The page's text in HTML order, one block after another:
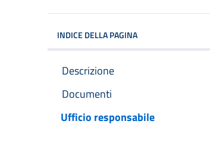
INDICE DELLA PAGINA
Descrizione
Documenti
Ufficio responsabile